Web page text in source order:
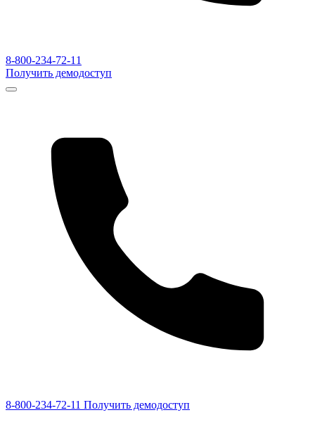
8-800-234-72-11
Получить демодоступ
8-800-234-72-11 Получить демодоступ